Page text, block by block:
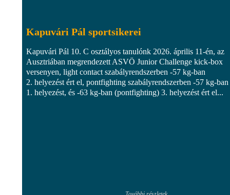
Kapuvári Pál sportsikerei
Kapuvári Pál 10. C osztályos tanulónk 2026. április 11-én, az
Ausztriában megrendezett ASVÖ Junior Challenge kick-box
versenyen, light contact szabályrendszerben -57 kg-ban
2. helyezést ért el, pontfighting szabályrendszerben -57 kg-ban
1. helyezést, és -63 kg-ban (pontfighting) 3. helyezést ért el...